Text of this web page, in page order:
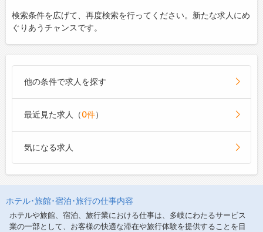
検索条件を広げて、再度検索を行ってください。新たな求人にめ
ぐりあうチャンスです。
他の条件で求人を探す
最近見た求人（0件）
気になる求人
ホテル･旅館･宿泊･旅行の仕事内容
ホテルや旅館、宿泊、旅行業における仕事は、多岐にわたるサービス
業の一部として、お客様の快適な滞在や旅行体験を提供することを目